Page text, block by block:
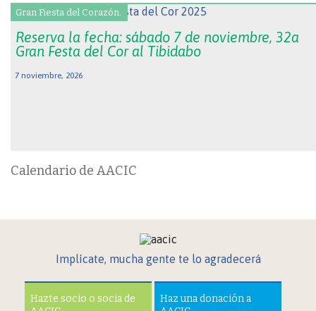
Gran Fiesta del Corazón.
Reserva la fecha: sábado 7 de noviembre, 32a
Gran Festa del Cor al Tibidabo
7 noviembre, 2026
Calendario de AACIC
Implícate, mucha gente te lo agradecerá
Hazte socio o socia de
Haz una donación a